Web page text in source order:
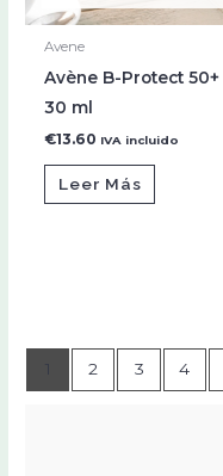
Avene
Avène B-Protect 50+
30 ml
€13.60 IVA incluido
Leer Más
1 2 3 4